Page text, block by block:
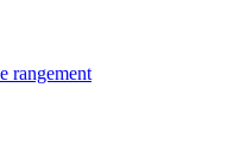
rangement